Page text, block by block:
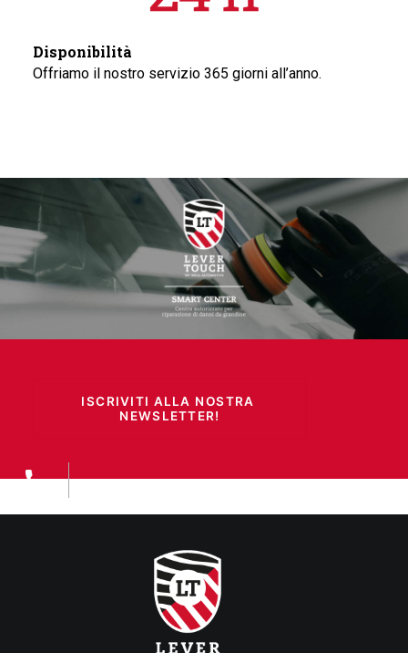
Disponibilità
Offriamo il nostro servizio 365 giorni all’anno.
ISCRIVITI ALLA NOSTRA
NEWSLETTER!